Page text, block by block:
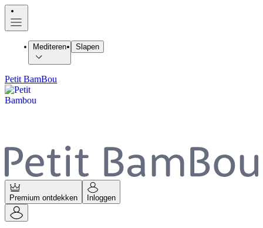
Mediteren Slapen
Petit BamBou
Premium ontdekken Inloggen